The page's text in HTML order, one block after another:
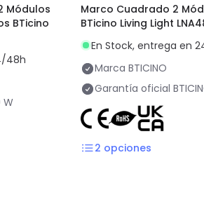
Módulos
BTicino
48h
W
Marco Cuadrado 2
BTicino Living Light
En Stock, entrega en
Marca BTICINO
Garantía oficial
2 opciones